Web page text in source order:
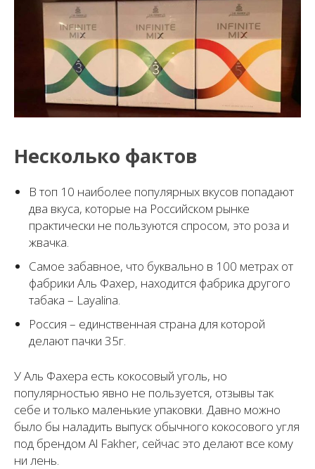
Несколько фактов
В топ 10 наиболее популярных вкусов попадают
два вкуса, которые на Российском рынке
практически не пользуются спросом, это роза и
жвачка.
Самое забавное, что буквально в 100 метрах от
фабрики Аль Фахер, находится фабрика другого
табака – Layalina.
Россия – единственная страна для которой
делают пачки 35г.
У Аль Фахера есть кокосовый уголь, но
популярностью явно не пользуется, отзывы так
себе и только маленькие упаковки. Давно можно
было бы наладить выпуск обычного кокосового угля
под брендом Al Fakher, сейчас это делают все кому
ни лень.